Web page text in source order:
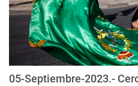
05-Septiembre-2023.-